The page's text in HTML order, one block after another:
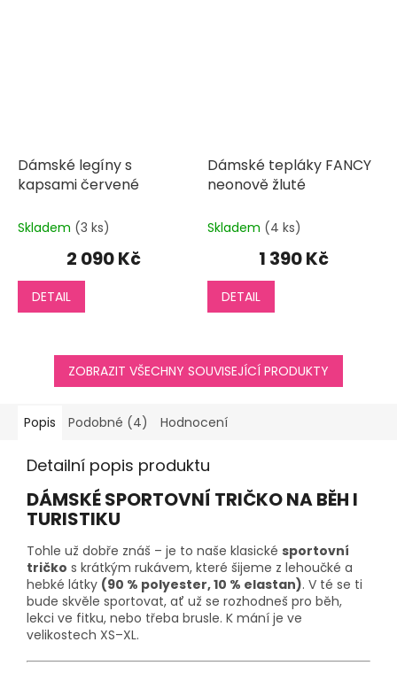
Dámské legíny s
kapsami červené
Skladem (3 ks)
2 090 Kč
DETAIL
Dámské tepláky FANCY
neonově žluté
Skladem (4 ks)
1 390 Kč
DETAIL
ZOBRAZIT VŠECHNY SOUVISEJÍCÍ PRODUKTY
Popis Podobné (4) Hodnocení
Detailní popis produktu
DÁMSKÉ SPORTOVNÍ TRIČKO NA BĚH I
TURISTIKU
Tohle už dobře znáš – je to naše klasické sportovní
tričko s krátkým rukávem, které šijeme z lehoučké a
hebké látky (90 % polyester, 10 % elastan). V té se ti
bude skvěle sportovat, ať už se rozhodneš pro běh,
lekci ve fitku, nebo třeba brusle. K mání je ve
velikostech XS–XL.